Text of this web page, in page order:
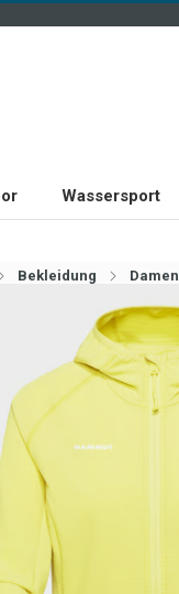
Wassersport
Bekleidung Damen